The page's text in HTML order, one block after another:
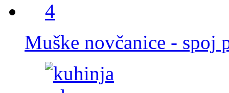
Muške novčanice - spoj